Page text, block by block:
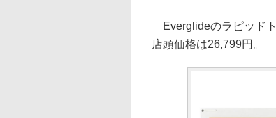
Everglideのラピッド
店頭価格は26,799円。